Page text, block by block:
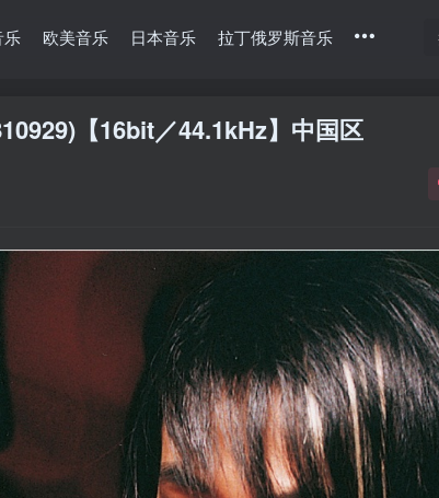
乐 欧美音乐 日本音乐 拉丁俄罗斯音乐
【16bit／44.1kHz】中国区